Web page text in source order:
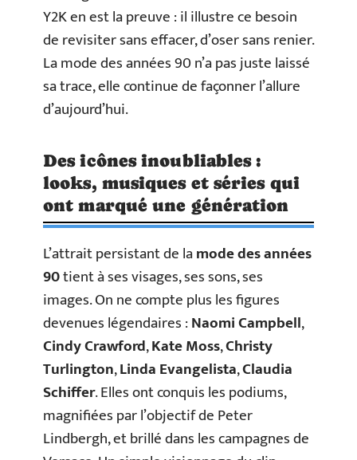
Y2K en est la preuve : il illustre ce besoin
de revisiter sans effacer, d’oser sans renier.
La mode des années 90 n’a pas juste laissé
sa trace, elle continue de façonner l’allure
d’aujourd’hui.
Des icônes inoubliables :
looks, musiques et séries qui
ont marqué une génération
L’attrait persistant de lamode des années
90tient à ses visages, ses sons, ses
images. On ne compte plus les figures
devenues légendaires :Naomi Campbell,
Cindy Crawford,Kate Moss,Christy
Turlington,Linda Evangelista,Claudia
Schiffer. Elles ont conquis les podiums,
magnifiées par l’objectif de Peter
Lindbergh, et brillé dans les campagnes de